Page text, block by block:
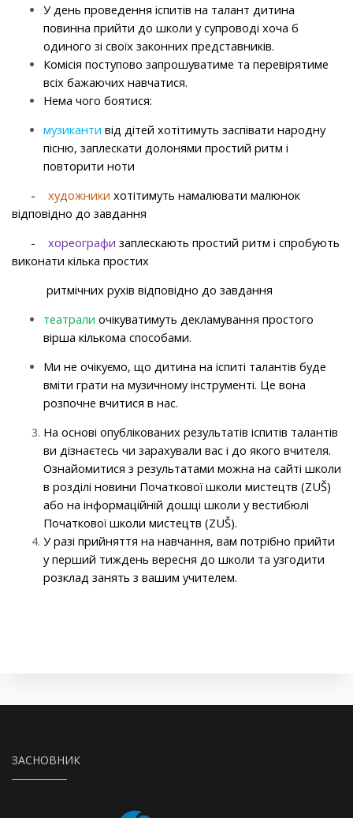
У день проведення іспитів на талант дитина
повинна прийти до школи у супроводі хоча б
одиного зі своїх законних представників.
Комісія поступово запрошуватиме та перевірятиме
всіх бажаючих навчатися.
Нема чого боятися:
музиканти від дітей хотітимуть заспівати народну
пісню, заплескати долонями простий ритм і
повторити ноти
- художники хотітимуть намалювати малюнок
відповідно до завдання
- хореографи заплескають простий ритм і спробують
виконати кілька простих
ритмічних рухів відповідно до завдання
театрали очікуватимуть декламування простого
вірша кількома способами.
Ми не очікуємо, що дитина на іспиті талантів буде
вміти грати на музичному інструменті. Це вона
розпочне вчитися в нас.
На основі опублікованих результатів іспитів талантів
ви дізнаєтесь чи зарахували вас і до якого вчителя.
Ознайомитися з результатами можна на сайті школи
в розділі новини Початкової школи мистецтв (ZUŠ)
або на інформаційній дошці школи у вестибюлі
Початкової школи мистецтв (ZUŠ).
У разі прийняття на навчання, вам потрібно прийти
у перший тиждень вересня до школи та узгодити
розклад занять з вашим учителем.
ЗАСНОВНИК